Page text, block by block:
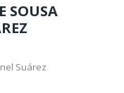
SOUSA
Suárez